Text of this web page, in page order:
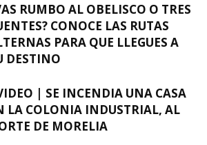
RUMBO AL OBELISCO O TRES
CONOCE LAS RUTAS
PARA QUE LLEGUES A
DESTINO
| SE INCENDIA UNA CASA
LA COLONIA INDUSTRIAL, AL
DE MORELIA